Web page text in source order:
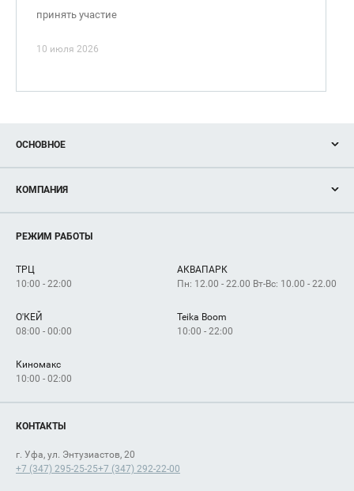
принять участие
10 июля 2026
ОСНОВНОЕ
Новости
Магазины
Услуги
КОМПАНИЯ
Рекламодателям
Как добраться
РЕЖИМ РАБОТЫ
ТРЦ
10:00 - 22:00
АКВАПАРК
Пн: 12.00 - 22.00 Вт-Вс: 10.00 - 22.00
О'КЕЙ
08:00 - 00:00
Teika Boom
10:00 - 22:00
Киномакс
10:00 - 02:00
КОНТАКТЫ
г. Уфа, ул. Энтузиастов, 20
+7 (347) 295-25-25+7 (347) 292-22-00